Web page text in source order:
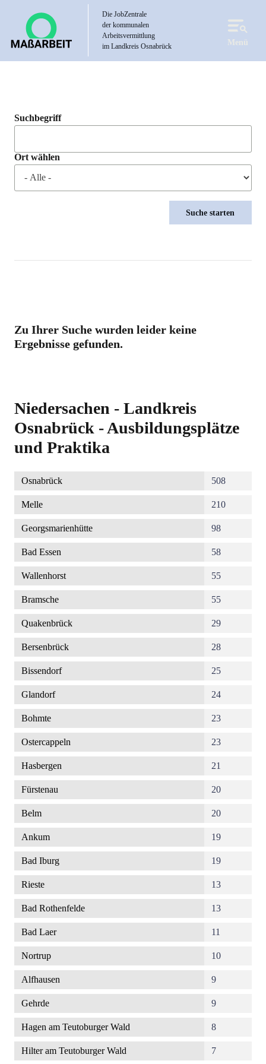
Die JobZentrale
der kommunalen
Arbeitsvermittlung
im Landkreis Osnabrück
Menü
Suchbegriff
Ort wählen
Zu Ihrer Suche wurden leider keine
Ergebnisse gefunden.
Niedersachen - Landkreis
Osnabrück - Ausbildungsplätze
und Praktika
Osnabrück 508
Melle 210
Georgsmarienhütte 98
Bad Essen 58
Wallenhorst 55
Bramsche 55
Quakenbrück 29
Bersenbrück 28
Bissendorf 25
Glandorf 24
Bohmte 23
Ostercappeln 23
Hasbergen 21
Fürstenau 20
Belm 20
Ankum 19
Bad Iburg 19
Rieste 13
Bad Rothenfelde 13
Bad Laer 11
Nortrup 10
Alfhausen 9
Gehrde 9
Hagen am Teutoburger Wald 8
Hilter am Teutoburger Wald 7